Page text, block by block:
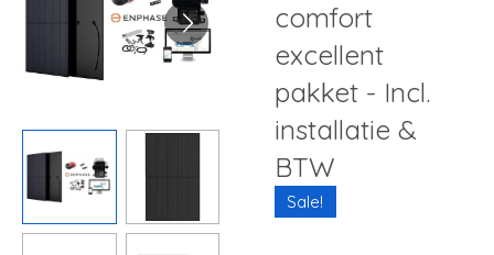
comfort
excellent
pakket - Incl.
installatie &
BTW
Sale!